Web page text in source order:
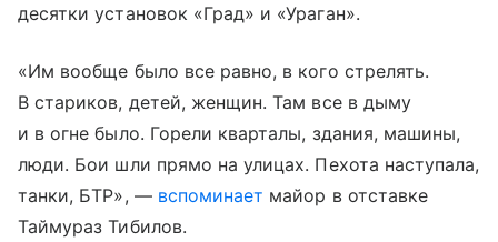
десятки установок «Град» и «Ураган».
«Им вообще было все равно, в кого стрелять.
В стариков, детей, женщин. Там все в дыму
и в огне было. Горели кварталы, здания, машины,
люди. Бои шли прямо на улицах. Пехота наступала,
танки, БТР», — вспоминает майор в отставке
Таймураз Тибилов.